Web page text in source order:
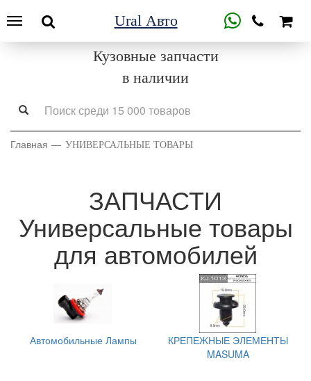
Ural Авто
Кузовные запчасти
в наличии
Главная УНИВЕРСАЛЬНЫЕ ТОВАРЫ
ЗАПЧАСТИ
Универсальные товары
для автомобилей
Автомобильные Лампы
КРЕПЕЖНЫЕ ЭЛЕМЕНТЫ
MASUMA